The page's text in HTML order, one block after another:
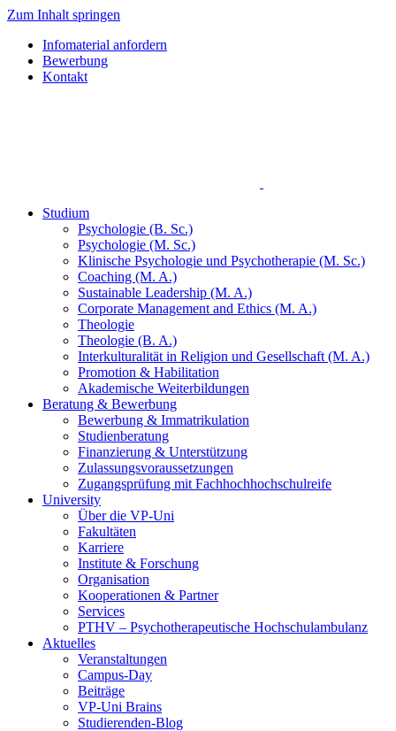
Zum Inhalt springen
Infomaterial anfordern
Bewerbung
Kontakt
Studium
Psychologie (B. Sc.)
Psychologie (M. Sc.)
Klinische Psychologie und Psychotherapie (M. Sc.)
Coaching (M. A.)
Sustainable Leadership (M. A.)
Corporate Management and Ethics (M. A.)
Theologie
Theologie (B. A.)
Interkulturalität in Religion und Gesellschaft (M. A.)
Promotion & Habilitation
Akademische Weiterbildungen
Beratung & Bewerbung
Bewerbung & Immatrikulation
Studienberatung
Finanzierung & Unterstützung
Zulassungsvoraussetzungen
Zugangsprüfung mit Fachhochhochschulreife
University
Über die VP-Uni
Fakultäten
Karriere
Institute & Forschung
Organisation
Kooperationen & Partner
Services
PTHV – Psychotherapeutische Hochschulambulanz
Aktuelles
Veranstaltungen
Campus-Day
Beiträge
VP-Uni Brains
Studierenden-Blog